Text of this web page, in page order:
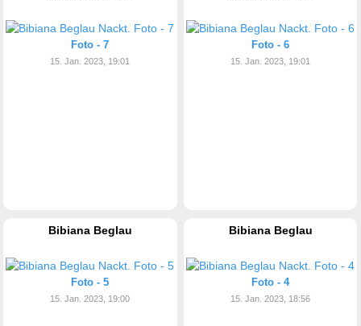
Foto - 7
15. Jan. 2023, 19:01
Foto - 6
15. Jan. 2023, 19:01
Bibiana Beglau
Foto - 5
15. Jan. 2023, 19:00
Bibiana Beglau
Foto - 4
15. Jan. 2023, 18:56